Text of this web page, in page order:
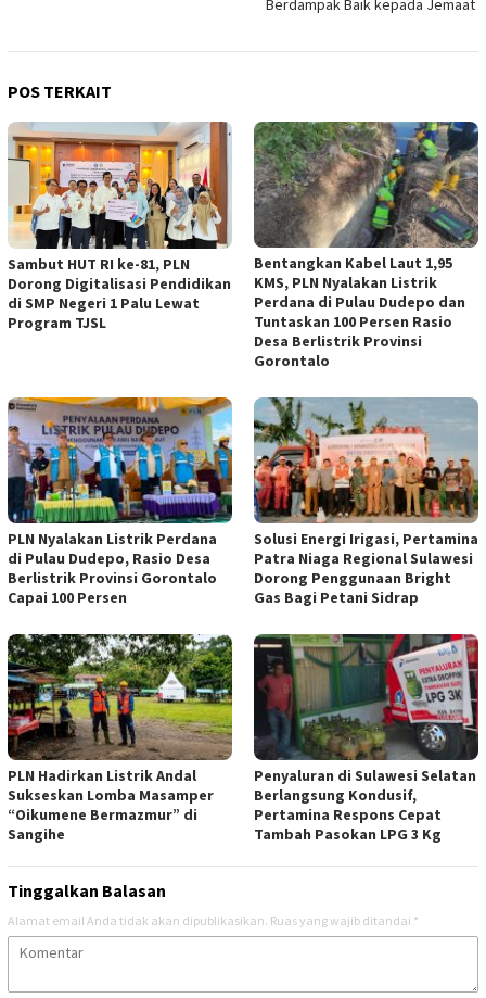
Berdampak Baik kepada Jemaat
POS TERKAIT
Sambut HUT RI ke-81, PLN
Dorong Digitalisasi Pendidikan
di SMP Negeri 1 Palu Lewat
Program TJSL
Bentangkan Kabel Laut 1,95
KMS, PLN Nyalakan Listrik
Perdana di Pulau Dudepo dan
Tuntaskan 100 Persen Rasio
Desa Berlistrik Provinsi
Gorontalo
PLN Nyalakan Listrik Perdana
di Pulau Dudepo, Rasio Desa
Berlistrik Provinsi Gorontalo
Capai 100 Persen
Solusi Energi Irigasi, Pertamina
Patra Niaga Regional Sulawesi
Dorong Penggunaan Bright
Gas Bagi Petani Sidrap
PLN Hadirkan Listrik Andal
Sukseskan Lomba Masamper
“Oikumene Bermazmur” di
Sangihe
Penyaluran di Sulawesi Selatan
Berlangsung Kondusif,
Pertamina Respons Cepat
Tambah Pasokan LPG 3 Kg
Tinggalkan Balasan
Alamat email Anda tidak akan dipublikasikan. Ruas yang wajib ditandai *